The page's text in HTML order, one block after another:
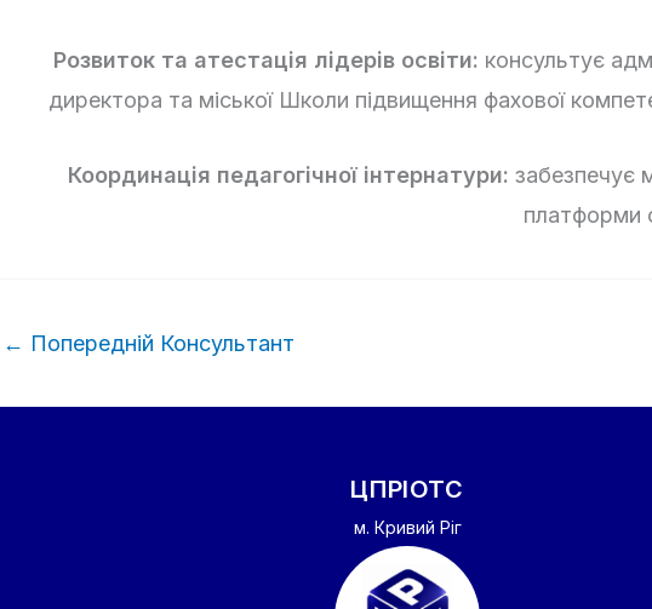
Розвиток та атестація лідерів освіти: консультує
директора та міської Школи підвищення фахової
Координація педагогічної інтернатури: забезпечує
платформи
← Попередній Консультант
ЦПРІОТС
м. Кривий Ріг